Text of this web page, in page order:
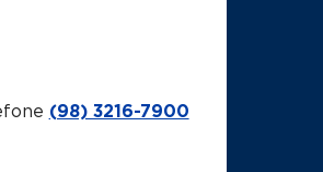
(98) 3216-7900